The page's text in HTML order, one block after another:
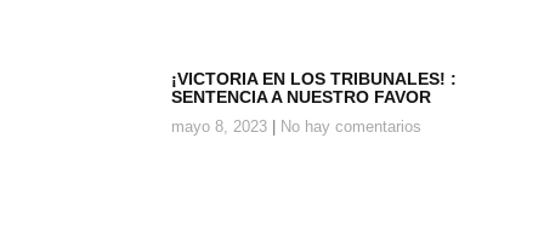
¡VICTORIA EN LOS TRIBUNALES! :
SENTENCIA A NUESTRO FAVOR
mayo 8, 2023 No hay comentarios